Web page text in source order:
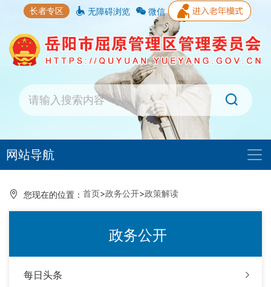
长者专区 无障碍浏览 微信
网站导航
您现在的位置： 首页>政务公开>政策解读
政务公开
每日头条